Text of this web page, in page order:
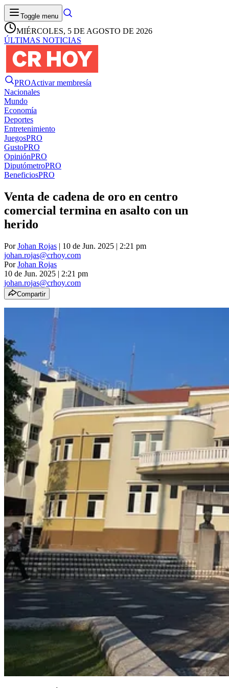
Toggle menu
MIÉRCOLES, 5 DE AGOSTO DE 2026
ÚLTIMAS NOTICIAS
PROActivar membresía
Nacionales
Mundo
Economía
Deportes
Entretenimiento
JuegosPRO
GustoPRO
OpiniónPRO
DiputómetroPRO
BeneficiosPRO
Venta de cadena de oro en centro
comercial termina en asalto con un
herido
PorJohan Rojas | 10 de Jun. 2025 | 2:21 pm
johan.rojas@crhoy.com
PorJohan Rojas
10 de Jun. 2025 | 2:21 pm
johan.rojas@crhoy.com
Compartir